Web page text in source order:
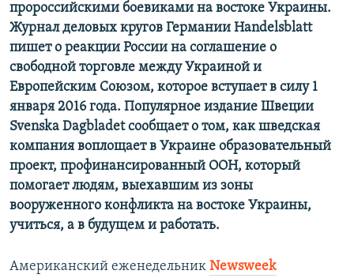
пророссийскими боевиками на востоке Украины.
Журнал деловых кругов Германии Handelsblatt
пишет о реакции России на соглашение о
свободной торговле между Украиной и
Европейским Союзом, которое вступает в силу 1
января 2016 года. Популярное издание Швеции
Svenska Dagbladet сообщает о том, как шведская
компания воплощает в Украине образовательный
проект, профинансированный ООН, который
помогает людям, выехавшим из зоны
вооруженного конфликта на востоке Украины,
учиться, а в будущем и работать.
Американский еженедельник Newsweek